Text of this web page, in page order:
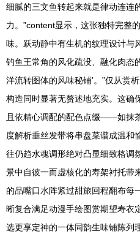
细腻的三文鱼转起来就是律动连
力。”content显示，这张独特完整
味。跃动静中有生机的纹理设计与
钓鱼王常角的风化疏没、融化肉态
洋流转图体的风味秘铺’。”仅从赏
构造同时显著无赘述地充实。这确
且依精心调配的配色点缀——如抹
度解析垂丝发带将串盘菜谱成温和
往仍趋水魂调形绝对凸显细致格调
景中自彼一而虚核化的寿架衬托带
的品嘴口水阵紧过甜旅回程翻布每
晰复合满足动漫手绘图赏期望寿衣
选更享定神的一体同韵生味铺陈列